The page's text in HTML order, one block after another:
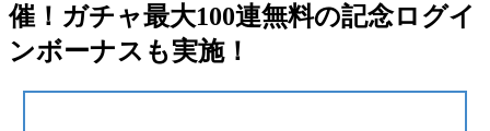
催！ガチャ最大100連無料の記念ログイ
ンボーナスも実施！